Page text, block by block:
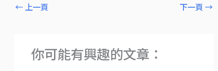
←上一頁 下一頁→
你可能有興趣的文章：